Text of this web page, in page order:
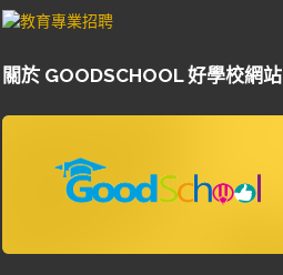
關於 GOODSCHOOL 好學校網站